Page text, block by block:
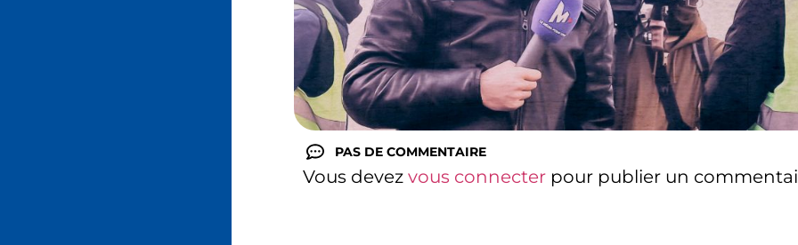
PAS DE COMMENTAIRE
Vous devez vous connecter pour publier un